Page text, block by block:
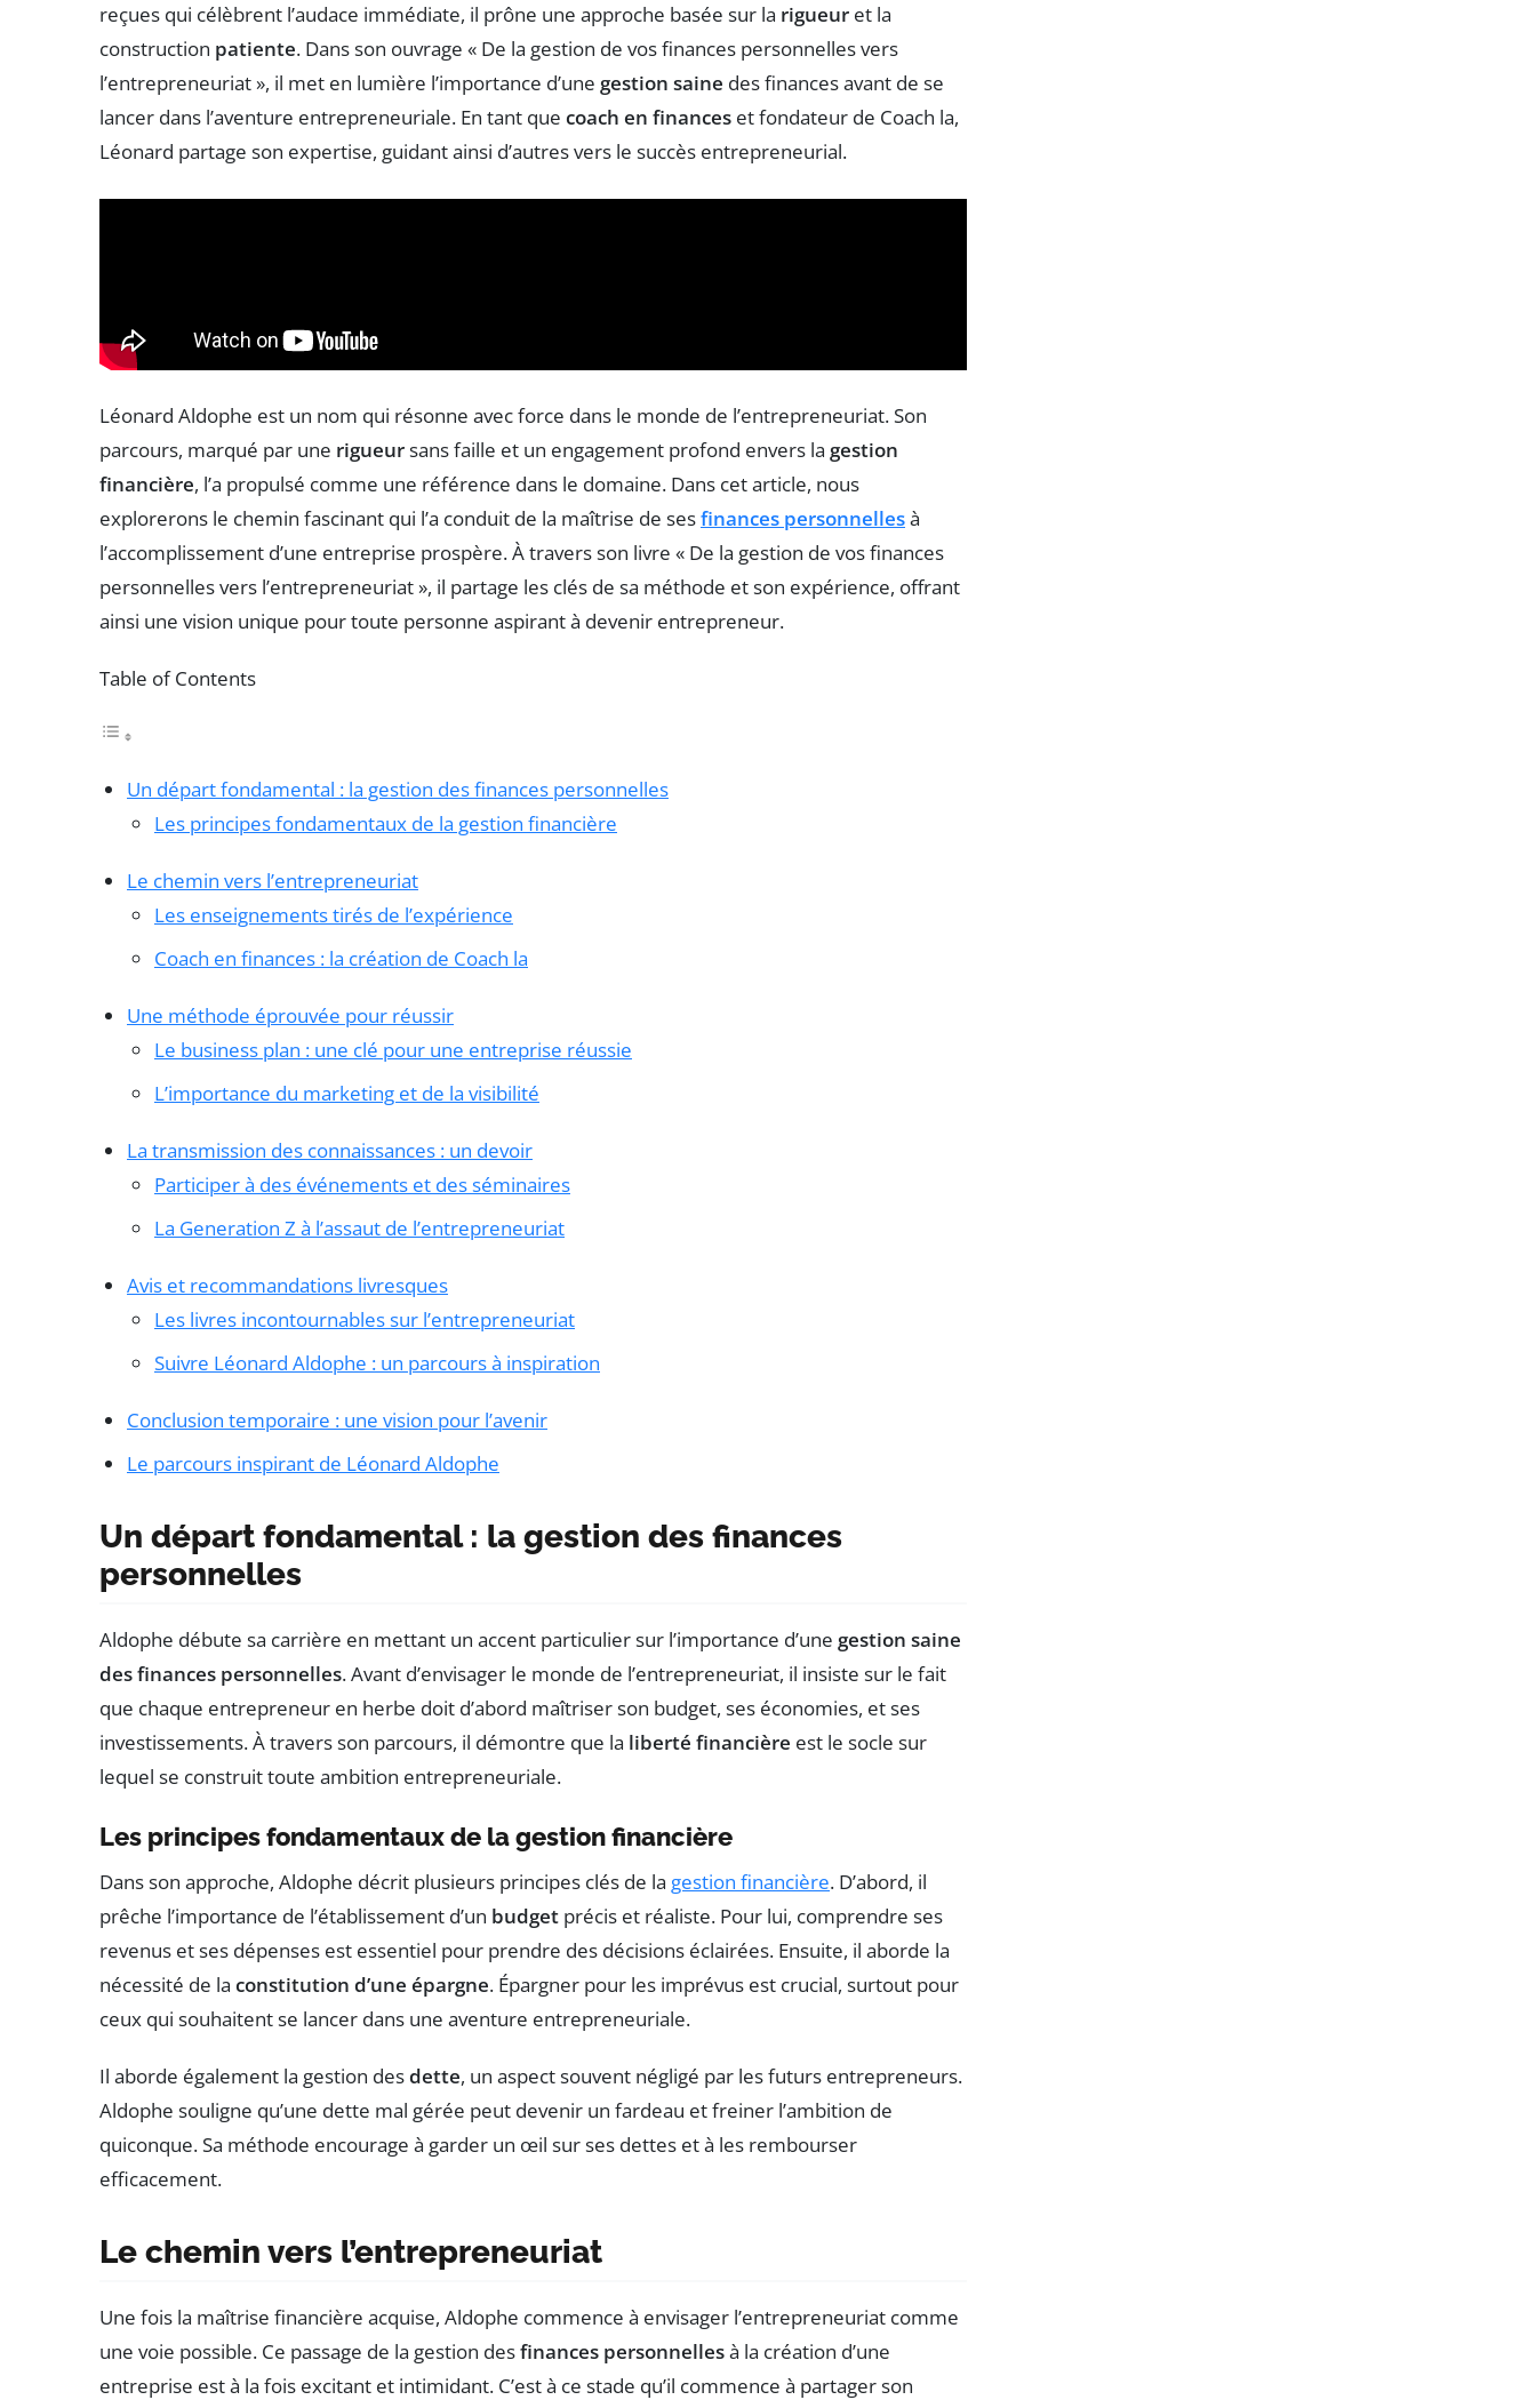
reçues qui célèbrent l’audace immédiate, il prône une approche basée sur la rigueur et la
construction patiente. Dans son ouvrage « De la gestion de vos finances personnelles vers
l’entrepreneuriat », il met en lumière l’importance d’une gestion saine des finances avant de se
lancer dans l’aventure entrepreneuriale. En tant que coach en finances et fondateur de Coach la,
Léonard partage son expertise, guidant ainsi d’autres vers le succès entrepreneurial.
Léonard Aldophe est un nom qui résonne avec force dans le monde de l’entrepreneuriat. Son
parcours, marqué par une rigueursans faille et un engagement profond envers la gestion
financière, l’a propulsé comme une référence dans le domaine. Dans cet article, nous
explorerons le chemin fascinant qui l’a conduit de la maîtrise de sesfinances personnellesà
l’accomplissement d’une entreprise prospère. À travers son livre « De la gestion de vos finances
personnelles vers l’entrepreneuriat », il partage les clés de sa méthode et son expérience, offrant
ainsi une vision unique pour toute personne aspirant à devenir entrepreneur.
Table of Contents
Un départ fondamental : la gestion des finances personnelles
Les principes fondamentaux de la gestion financière
Le chemin vers l’entrepreneuriat
Les enseignements tirés de l’expérience
Coach en finances : la création de Coach la
Une méthode éprouvée pour réussir
Le business plan : une clé pour une entreprise réussie
L’importance du marketing et de la visibilité
La transmission des connaissances : un devoir
Participer à des événements et des séminaires
La Generation Z à l’assaut de l’entrepreneuriat
Avis et recommandations livresques
Les livres incontournables sur l’entrepreneuriat
Suivre Léonard Aldophe : un parcours à inspiration
Conclusion temporaire : une vision pour l’avenir
Le parcours inspirant de Léonard Aldophe
Un départ fondamental : la gestion des finances
personnelles
Aldophe débute sa carrière en mettant un accent particulier sur l’importance d’une gestion saine
des finances personnelles. Avant d’envisager le monde de l’entrepreneuriat, il insiste sur le fait
que chaque entrepreneur en herbe doit d’abord maîtriser son budget, ses économies, et ses
investissements. À travers son parcours, il démontre que la liberté financière est le socle sur
lequel se construit toute ambition entrepreneuriale.
Les principes fondamentaux de la gestion financière
Dans son approche, Aldophe décrit plusieurs principes clés de la gestion financière. D’abord, il
prêche l’importance de l’établissement d’un budget précis et réaliste. Pour lui, comprendre ses
revenus et ses dépenses est essentiel pour prendre des décisions éclairées. Ensuite, il aborde la
nécessité de la constitution d’une épargne. Épargner pour les imprévus est crucial, surtout pour
ceux qui souhaitent se lancer dans une aventure entrepreneuriale.
Il aborde également la gestion desdette, un aspect souvent négligé par les futurs entrepreneurs.
Aldophe souligne qu’une dette mal gérée peut devenir un fardeau et freiner l’ambition de
quiconque. Sa méthode encourage à garder un œil sur ses dettes et à les rembourser
efficacement.
Le chemin vers l’entrepreneuriat
Une fois la maîtrise financière acquise, Aldophe commence à envisager l’entrepreneuriat comme
une voie possible. Ce passage de la gestion desfinances personnellesà la création d’une
entreprise est à la fois excitant et intimidant. C’est à ce stade qu’il commence à partager son